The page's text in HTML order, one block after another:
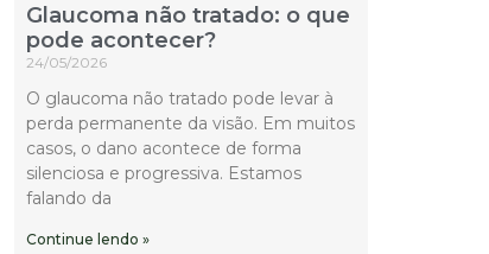
Glaucoma não tratado: o que
pode acontecer?
24/05/2026
O glaucoma não tratado pode levar à
perda permanente da visão. Em muitos
casos, o dano acontece de forma
silenciosa e progressiva. Estamos
falando da
Continue lendo »